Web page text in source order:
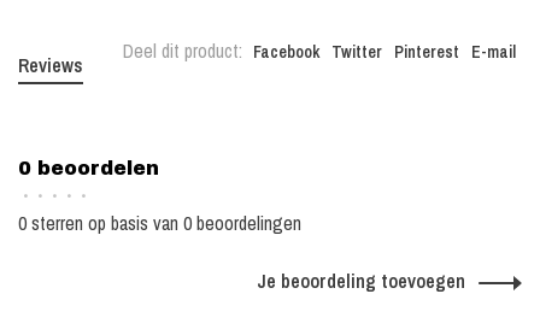
Deel dit product: Facebook Twitter Pinterest E-mail
Reviews
0 beoordelen
• • • • •
0 sterren op basis van 0 beoordelingen
Je beoordeling toevoegen